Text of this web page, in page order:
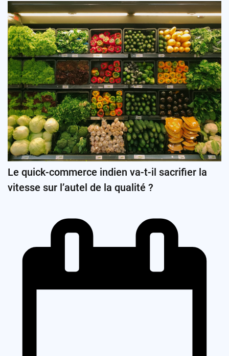
Le quick-commerce indien va-t-il sacrifier la
vitesse sur l’autel de la qualité ?